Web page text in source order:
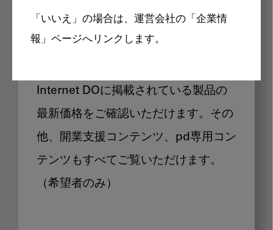
「いいえ」の場合は、運営会社の「企業情
報」ページへリンクします。
製品価格も閲覧可能
Internet DOに掲載されている製品の
最新価格をご確認いただけます。その
他、開業支援コンテンツ、pd専用コン
テンツもすべてご覧いただけます。
（希望者のみ）